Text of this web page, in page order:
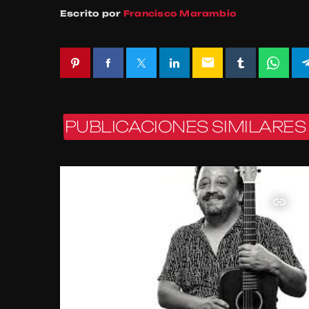
Escrito por Francisco Marambio
email
PUBLICACIONES SIMILARES
insert_link